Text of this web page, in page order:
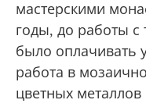
мастерскими
годы, до работы
было оплачивать
работа в
цветных металлов